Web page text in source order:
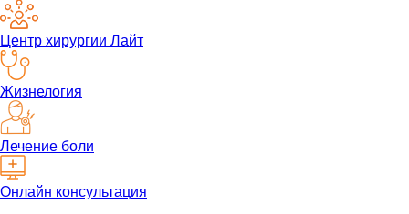
Центр хирургии Лайт
Жизнелогия
Лечение боли
Онлайн консультация